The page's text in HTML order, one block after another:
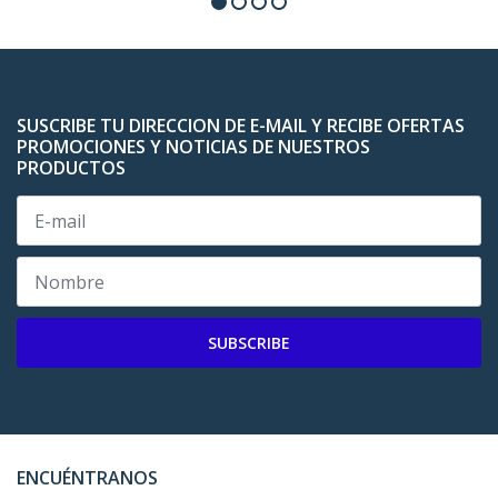
SUSCRIBE TU DIRECCION DE E-MAIL Y RECIBE OFERTAS
PROMOCIONES Y NOTICIAS DE NUESTROS
PRODUCTOS
SUBSCRIBE
ENCUÉNTRANOS